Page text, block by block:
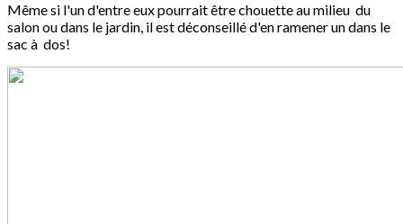
Même si l'un d'entre eux pourrait être chouette au milieu du
salon ou dans le jardin, il est déconseillé d'en ramener un dans le
sac à dos!